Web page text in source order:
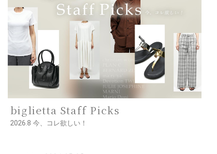
biglietta Staff Picks
2026.8 今、コレ欲しい！